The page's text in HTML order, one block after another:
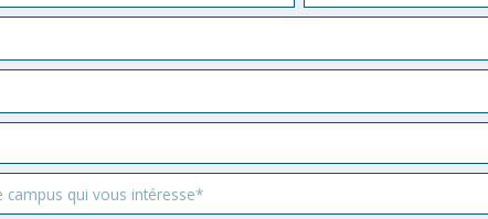
campus qui vous intéresse*